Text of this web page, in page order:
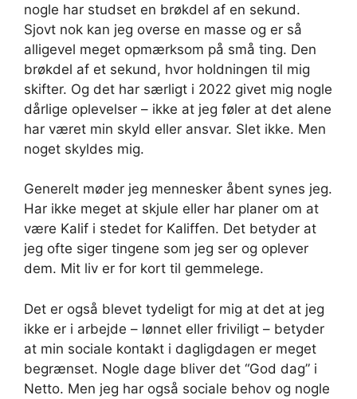
nogle har studset en brøkdel af en sekund.
Sjovt nok kan jeg overse en masse og er så
alligevel meget opmærksom på små ting. Den
brøkdel af et sekund, hvor holdningen til mig
skifter. Og det har særligt i 2022 givet mig nogle
dårlige oplevelser – ikke at jeg føler at det alene
har været min skyld eller ansvar. Slet ikke. Men
noget skyldes mig.
Generelt møder jeg mennesker åbent synes jeg.
Har ikke meget at skjule eller har planer om at
være Kalif i stedet for Kaliffen. Det betyder at
jeg ofte siger tingene som jeg ser og oplever
dem. Mit liv er for kort til gemmelege.
Det er også blevet tydeligt for mig at det at jeg
ikke er i arbejde – lønnet eller friviligt – betyder
at min sociale kontakt i dagligdagen er meget
begrænset. Nogle dage bliver det “God dag” i
Netto. Men jeg har også sociale behov og nogle